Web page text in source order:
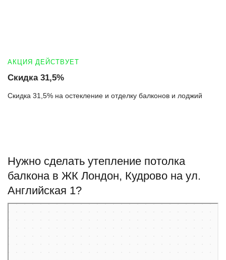
АКЦИЯ ДЕЙСТВУЕТ
Скидка 31,5%
Скидка 31,5% на остекление и отделку балконов и лоджий
Нужно сделать утепление потолка
балкона в ЖК Лондон, Кудрово на ул.
Английская 1?